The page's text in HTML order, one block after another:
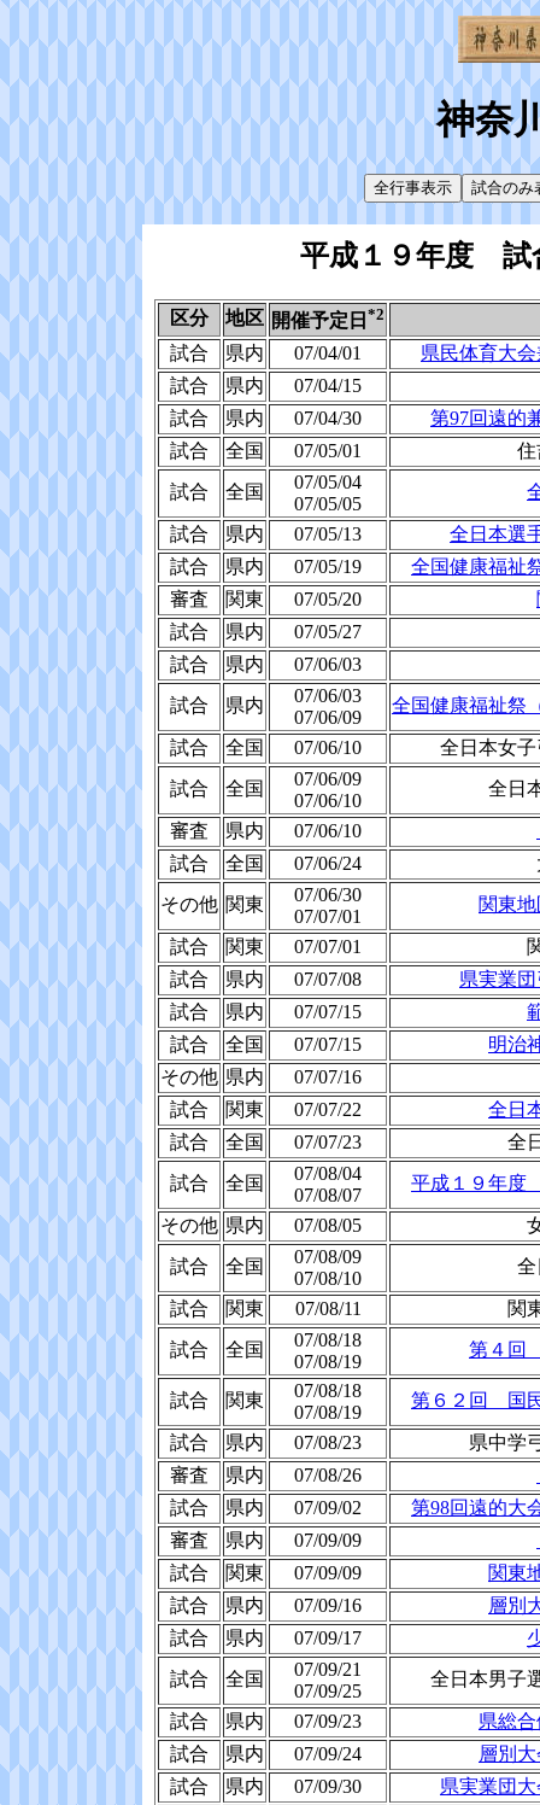
神奈
平成１９年度 試
区分 地区 開催予定日 *2
試合 県内 07/04/01
県民体育大
試合
県内
07/04/15
試合
県内 07/04/30
第97回遠的
試合
全国 07/05/01
住
試合
全国
07/05/04
07/05/05
試合 県内 07/05/13
全日本選
試合
県内 07/05/19
全国健康福祉
審査
関東 07/05/20
試合
県内
07/05/27
試合
県内
07/06/03
試合
県内
07/06/03
07/06/09
全国健康福祉祭
試合 全国 07/06/10
全日本女
試合
全国
07/06/09
07/06/10
全日
審査 県内 07/06/10
試合
全国 07/06/24
その他 関東
07/06/30
07/07/01
関東
試合 関東 07/07/01
試合
県内 07/07/08
県実業
試合
県内 07/07/15
試合
全国 07/07/15
明治
その他 県内
07/07/16
試合
関東 07/07/22
全日
試合
全国 07/07/23
全
試合
全国
07/08/04
07/08/07
平成１９年度
その他 県内 07/08/05
試合
全国
07/08/09
07/08/10
全
試合 関東 07/08/11
関
試合
全国
07/08/18
07/08/19
第４回
試合 関東
07/08/18
07/08/19
第６２回 国
試合 県内 07/08/23
県中学
審査
県内 07/08/26
試合
県内 07/09/02
第98回遠的大
審査
県内 07/09/09
試合
関東 07/09/09
関東
試合
県内 07/09/16
層別
試合
県内 07/09/17
試合
全国
07/09/21
07/09/25
全日本男子
試合 県内 07/09/23
県総
試合
県内 07/09/24
層別
試合
県内 07/09/30
県実業団